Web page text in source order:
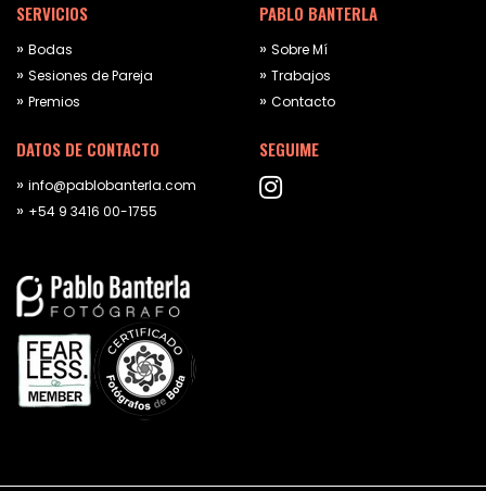
SERVICIOS
Bodas
Sesiones de Pareja
Premios
PABLO BANTERLA
Sobre Mí
Trabajos
Contacto
DATOS DE CONTACTO
info@pablobanterla.com
+54 9 3416 00-1755
SEGUIME